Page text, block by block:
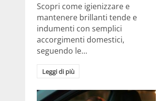
Scopri come igienizzare e
mantenere brillanti tende e
indumenti con semplici
accorgimenti domestici,
seguendo le…
Leggi di più